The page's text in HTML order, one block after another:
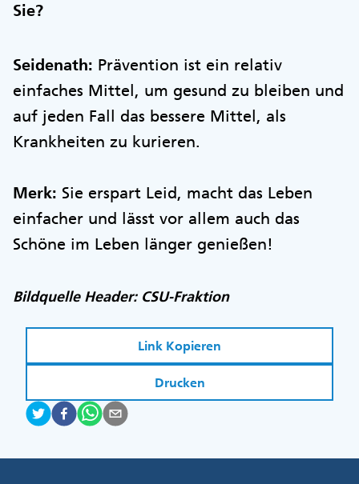
Sie?
Seidenath: Prävention ist ein relativ
einfaches Mittel, um gesund zu bleiben und
auf jeden Fall das bessere Mittel, als
Krankheiten zu kurieren.
Merk: Sie erspart Leid, macht das Leben
einfacher und lässt vor allem auch das
Schöne im Leben länger genießen!
Bildquelle Header: CSU-Fraktion
Link Kopieren
Drucken